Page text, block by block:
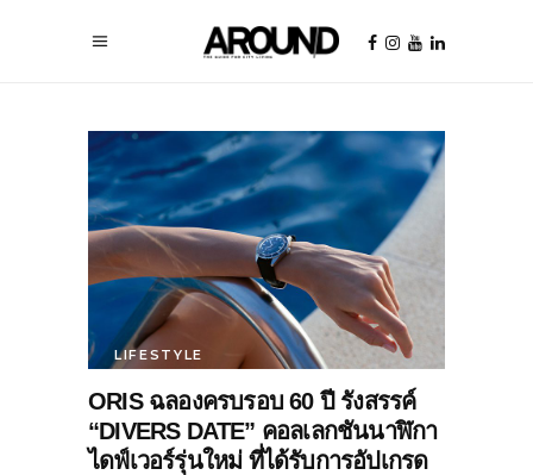
LIFESTYLE
ORIS ฉลองครบรอบ 60 ปี รังสรรค์
“DIVERS DATE” คอลเลกชันนาฬิกา
ไดฟ์เวอร์รุ่นใหม่ ที่ได้รับการอัปเกรด